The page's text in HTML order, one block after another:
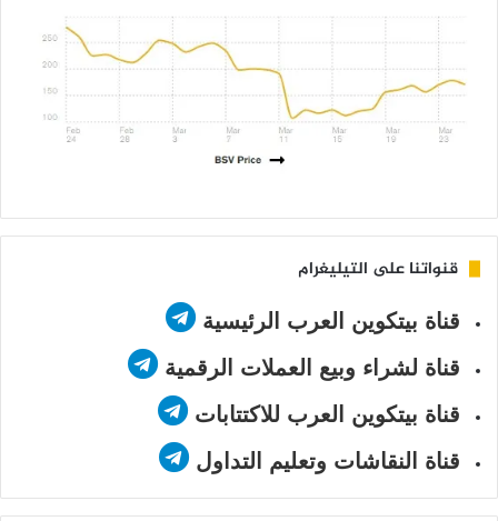
قنواتنا على التيليغرام
قناة بيتكوين العرب الرئيسية
قناة لشراء وبيع العملات الرقمية
قناة بيتكوين العرب للاكتتابات
قناة النقاشات وتعليم التداول